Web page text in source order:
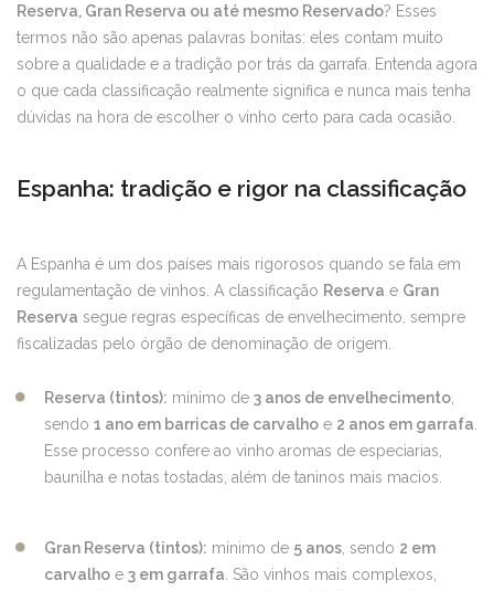
Reserva, Gran Reserva ou até mesmo Reservado? Esses
termos não são apenas palavras bonitas: eles contam muito
sobre a qualidade e a tradição por trás da garrafa. Entenda agora
o que cada classificação realmente significa e nunca mais tenha
dúvidas na hora de escolher o vinho certo para cada ocasião.
Espanha: tradição e rigor na classificação
A Espanha é um dos países mais rigorosos quando se fala em
regulamentação de vinhos. A classificação Reserva e Gran
Reserva segue regras específicas de envelhecimento, sempre
fiscalizadas pelo órgão de denominação de origem.
Reserva (tintos): mínimo de 3 anos de envelhecimento
sendo 1 ano em barricas de carvalho e 2 anos em garrafa
Esse processo confere ao vinho aromas de especiarias,
baunilha e notas tostadas, além de taninos mais macios.
Gran Reserva (tintos): mínimo de 5 anos , sendo 2 em
carvalho e 3 em garrafa . São vinhos mais complexos,